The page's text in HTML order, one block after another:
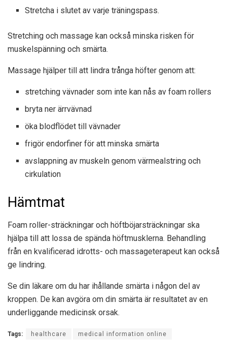
Stretcha i slutet av varje träningspass.
Stretching och massage kan också minska risken för
muskelspänning och smärta.
Massage hjälper till att lindra trånga höfter genom att:
stretching vävnader som inte kan nås av foam rollers
bryta ner ärrvävnad
öka blodflödet till vävnader
frigör endorfiner för att minska smärta
avslappning av muskeln genom värmealstring och
cirkulation
Hämtmat
Foam roller-sträckningar och höftböjarsträckningar ska
hjälpa till att lossa de spända höftmusklerna. Behandling
från en kvalificerad idrotts- och massageterapeut kan också
ge lindring.
Se din läkare om du har ihållande smärta i någon del av
kroppen. De kan avgöra om din smärta är resultatet av en
underliggande medicinsk orsak.
Tags: healthcare medical information online